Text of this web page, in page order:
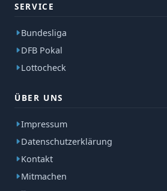
SERVICE
Bundesliga
DFB Pokal
Lottocheck
ÜBER UNS
Impressum
Datenschutzerklärung
Kontakt
Mitmachen